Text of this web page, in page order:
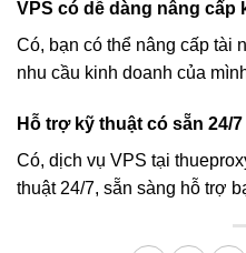
VPS có dễ dàng nâng cấp
Có, bạn có thể nâng cấp tài
nhu cầu kinh doanh của
Hỗ trợ kỹ thuật có sẵn 24/
Có, dịch vụ VPS tại
thuật 24/7, sẵn sàng hỗ trợ